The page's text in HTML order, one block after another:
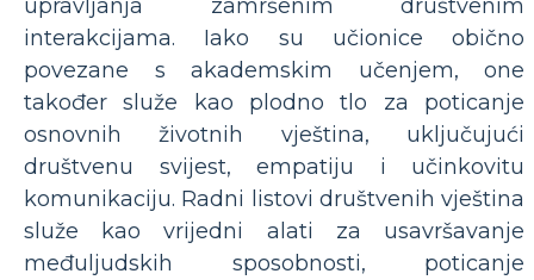
upravljanja zamršenim društvenim
interakcijama. Iako su učionice obično
povezane s akademskim učenjem, one
također služe kao plodno tlo za poticanje
osnovnih životnih vještina, uključujući
društvenu svijest, empatiju i učinkovitu
komunikaciju. Radni listovi društvenih vještina
služe kao vrijedni alati za usavršavanje
međuljudskih sposobnosti, poticanje